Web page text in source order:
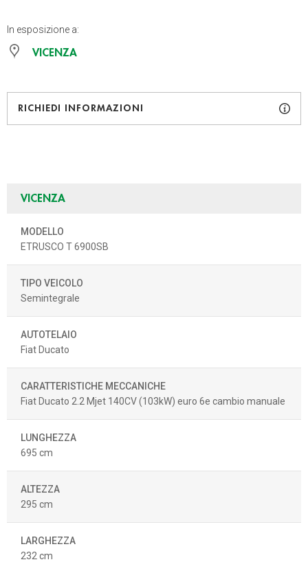
In esposizione a:
VICENZA
RICHIEDI INFORMAZIONI
VICENZA
MODELLO
ETRUSCO T 6900SB
TIPO VEICOLO
Semintegrale
AUTOTELAIO
Fiat Ducato
CARATTERISTICHE MECCANICHE
Fiat Ducato 2.2 Mjet 140CV (103kW) euro 6e cambio manuale
LUNGHEZZA
695 cm
ALTEZZA
295 cm
LARGHEZZA
232 cm